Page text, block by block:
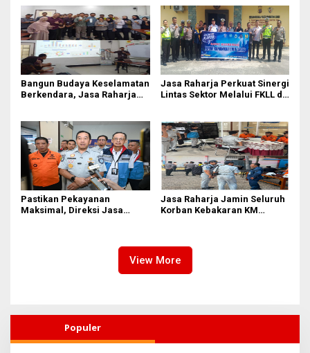
Sufmi Dasco Ahmad
Ahmad
Bangun Budaya Keselamatan
Berkendara, Jasa Raharja
Jasa Raharja Perkuat Sinergi
Lintas Sektor Melalui FKLL di
Pastikan Pekayanan
Maksimal, Direksi Jasa
Jasa Raharja Jamin Seluruh
Korban Kebakaran KM
View More
Populer